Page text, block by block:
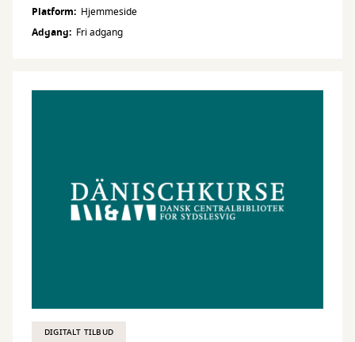
Platform
Hjemmeside
Adgang
Fri adgang
DIGITALT TILBUD